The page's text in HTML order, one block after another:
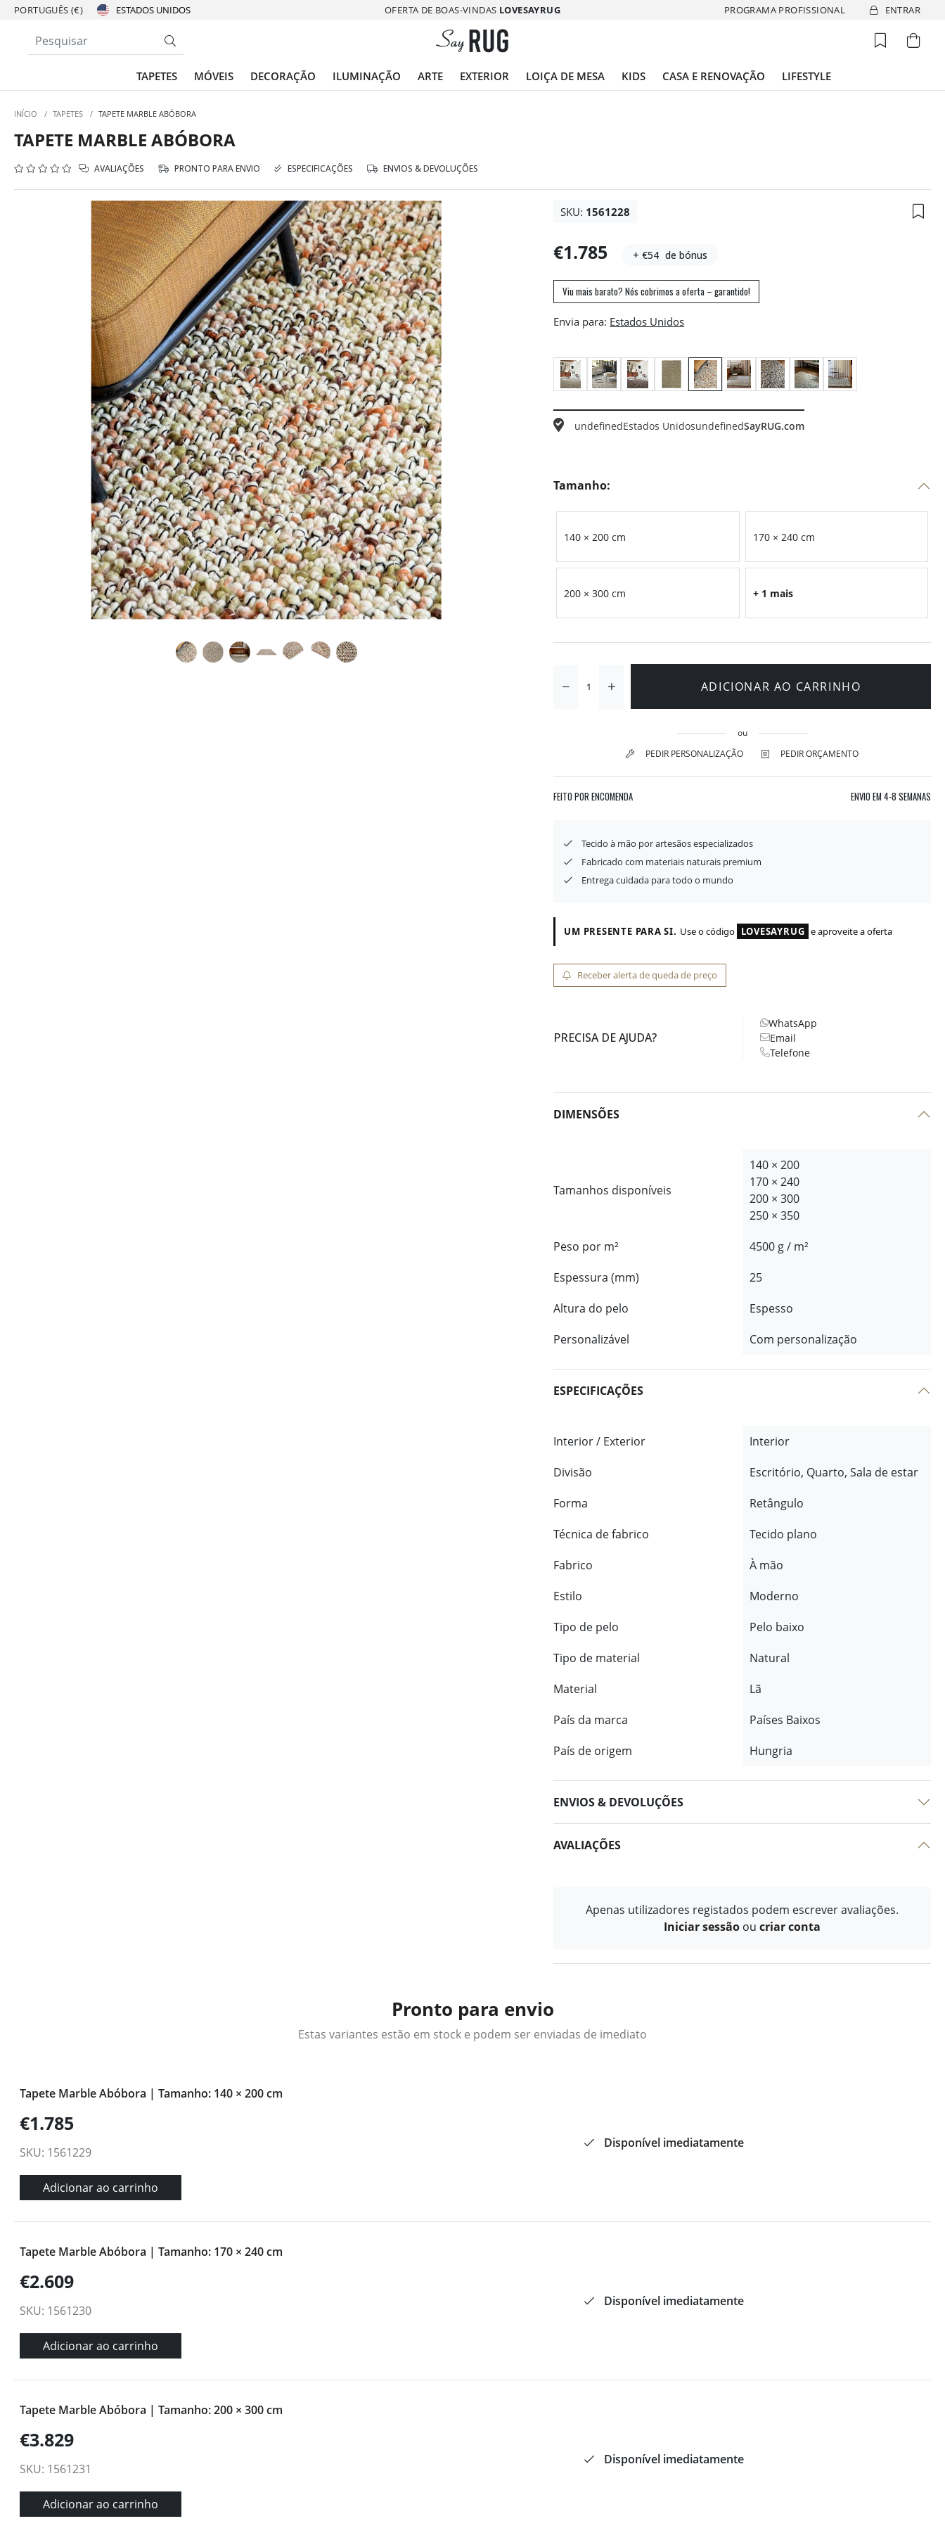
PORTUGUÊS (€) OFERTA DE BOAS-VINDAS LOVESAYRUG PROGRAMA PROFISSIONAL ENTRAR
TAPETES MÓVEIS DECORAÇÃO ILUMINAÇÃO ARTE EXTERIOR LOIÇA DE MESA KIDS CASA E RENOVAÇÃO LIFESTYLE
INÍCIO / TAPETES / TAPETE MARBLE ABÓBORA
TAPETE MARBLE ABÓBORA
AVALIAÇÕES PRONTO PARA ENVIO ESPECIFICAÇÕES ENVIOS & DEVOLUÇÕES
SKU: 1561228
€1.785 + €54 de bónus
Viu mais barato? Nós cobrimos a oferta – garantido!
Envia para:
undefinedEstados UnidosundefinedSayRUG.com
Tamanho:
140 × 200 cm 170 × 240 cm
200 × 300 cm + 1 mais
ADICIONAR AO CARRINHO
ou
PEDIR PERSONALIZAÇÃO
PEDIR ORÇAMENTO
FEITO POR ENCOMENDA ENVIO EM 4-8 SEMANAS
Tecido à mão por artesãos especializados
Fabricado com materiais naturais premium
Entrega cuidada para todo o mundo
UM PRESENTE PARA SI. Use o código LOVESAYRUG e aproveite a oferta
Receber alerta de queda de preço
PRECISA DE AJUDA?
WhatsApp
Email
Telefone
DIMENSÕES
Tamanhos disponíveis
140 × 200
170 × 240
200 × 300
250 × 350
Peso por m²
4500 g / m²
Espessura (mm)
25
Altura do pelo
Espesso
Personalizável
Com personalização
ESPECIFICAÇÕES
Interior / Exterior
Interior
Divisão
Escritório, Quarto, Sala de estar
Forma
Retângulo
Técnica de fabrico
Tecido plano
Fabrico
À mão
Estilo
Moderno
Tipo de pelo
Pelo baixo
Tipo de material
Natural
Material
Lã
País da marca
Países Baixos
País de origem
Hungria
ENVIOS & DEVOLUÇÕES
AVALIAÇÕES
Apenas utilizadores registados podem escrever avaliações.
Iniciar sessão ou criar conta
Pronto para envio
Estas variantes estão em stock e podem ser enviadas de imediato
Tapete Marble Abóbora | Tamanho: 140 × 200 cm
€1.785
SKU: 1561229
Adicionar ao carrinho
Disponível imediatamente
Tapete Marble Abóbora | Tamanho: 170 × 240 cm
€2.609
SKU: 1561230
Adicionar ao carrinho
Disponível imediatamente
Tapete Marble Abóbora | Tamanho: 200 × 300 cm
€3.829
SKU: 1561231
Adicionar ao carrinho
Disponível imediatamente